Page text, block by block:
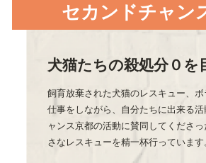
セカンドチャン
犬猫たちの殺処分０
飼育放棄された犬猫のレスキュー、
仕事をしながら、自分たちに出来る
ャンス京都の活動に賛同してくださ
さなレスキューを精一杯行っています